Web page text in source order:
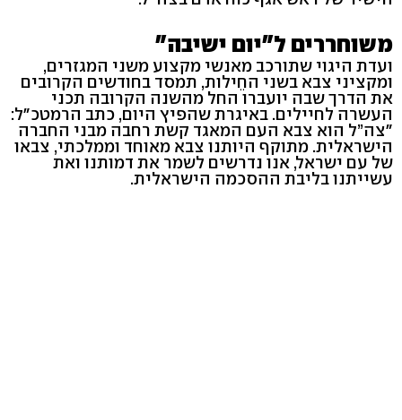
משוחררים ל"יום ישיבה"
ועדת היגוי שתורכב מאנשי מקצוע משני המגזרים,
ומקציני צבא בשני החֵילות, תמסד בחודשים הקרובים
את הדרך שבה יועברו החל מהשנה הקרובה תכני
העשרה לחיילים. באיגרת שהפיץ היום, כתב הרמטכ"ל:
"צה”ל הוא צבא העם המאגד קשת רחבה מבני החברה
הישראלית. מתוקף היותנו צבא מאוחד וממלכתי, צבאו
של עם ישראל, אנו נדרשים לשמר את דמותנו ואת
עשייתנו בליבת ההסכמה הישראלית.